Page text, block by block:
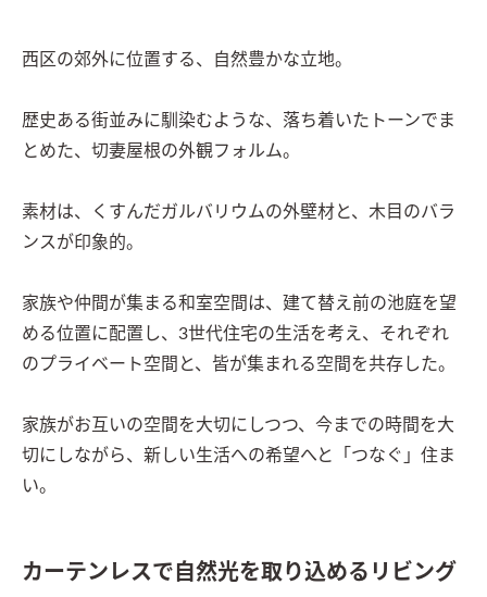
西区の郊外に位置する、自然豊かな立地。
歴史ある街並みに馴染むような、落ち着いたトーンでま
とめた、切妻屋根の外観フォルム。
素材は、くすんだガルバリウムの外壁材と、木目のバラ
ンスが印象的。
家族や仲間が集まる和室空間は、建て替え前の池庭を望
める位置に配置し、3世代住宅の生活を考え、それぞれ
のプライベート空間と、皆が集まれる空間を共存した。
家族がお互いの空間を大切にしつつ、今までの時間を大
切にしながら、新しい生活への希望へと「つなぐ」住ま
い。
カーテンレスで自然光を取り込めるリビング